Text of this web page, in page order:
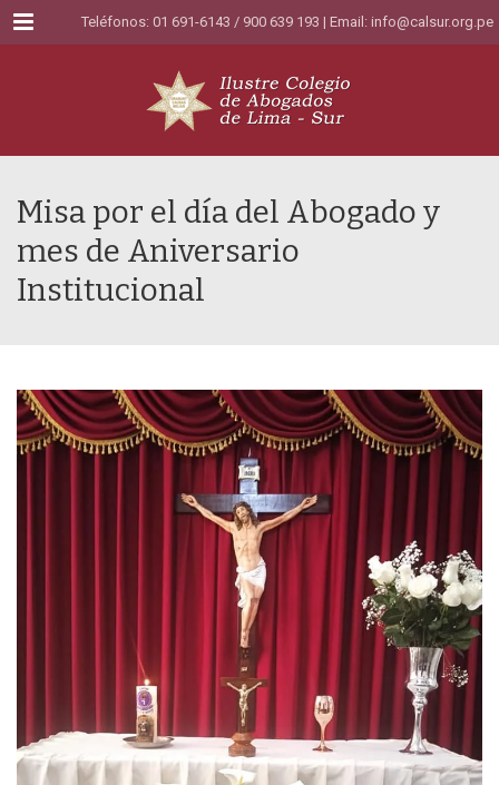
Menu Teléfonos: 01 691-6143 / 900 639 193 | Email: info@calsur.org.pe
Misa por el día del Abogado y
mes de Aniversario
Institucional